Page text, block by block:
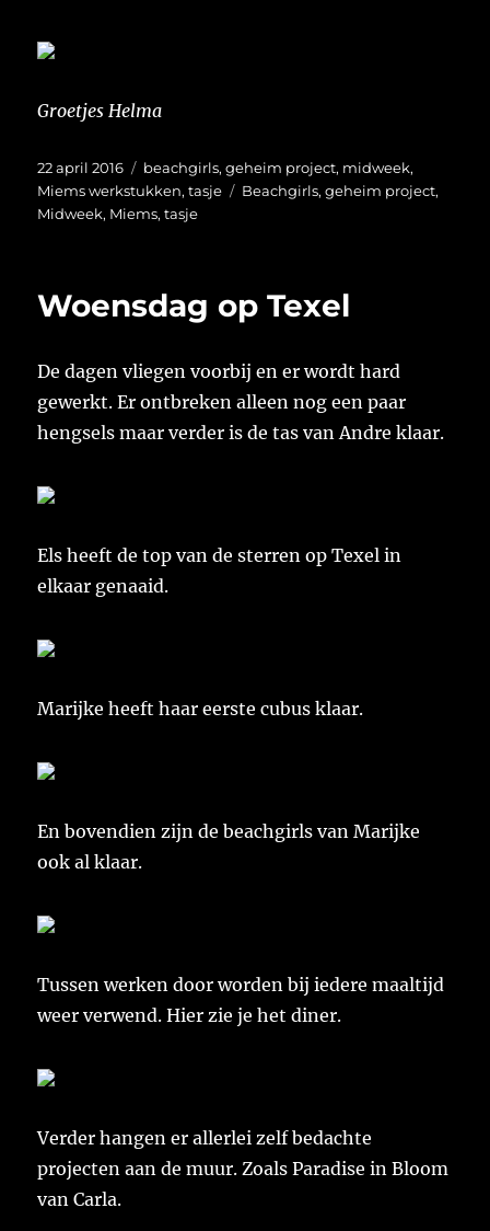
Groetjes Helma
Geplaatst
op
22 april 2016 Categorieën
beachgirls,geheim project, midweek,
Miems werkstukken,tasje Tags
Beachgirls,geheim project,
Midweek, Miems,tasje
Woensdag op Texel
De dagen vliegen voorbij en er wordt hard
gewerkt. Er ontbreken alleen nog een paar
hengsels maar verder is de tas van Andre klaar.
Els heeft de top van de sterren op Texel in
elkaar genaaid.
Marijke heeft haar eerste cubus klaar.
En bovendien zijn de beachgirls van Marijke
ook al klaar.
Tussen werken door worden bij iedere maaltijd
weer verwend. Hier zie je het diner.
Verder hangen er allerlei zelf bedachte
projecten aan de muur. Zoals Paradise in Bloom
van Carla.